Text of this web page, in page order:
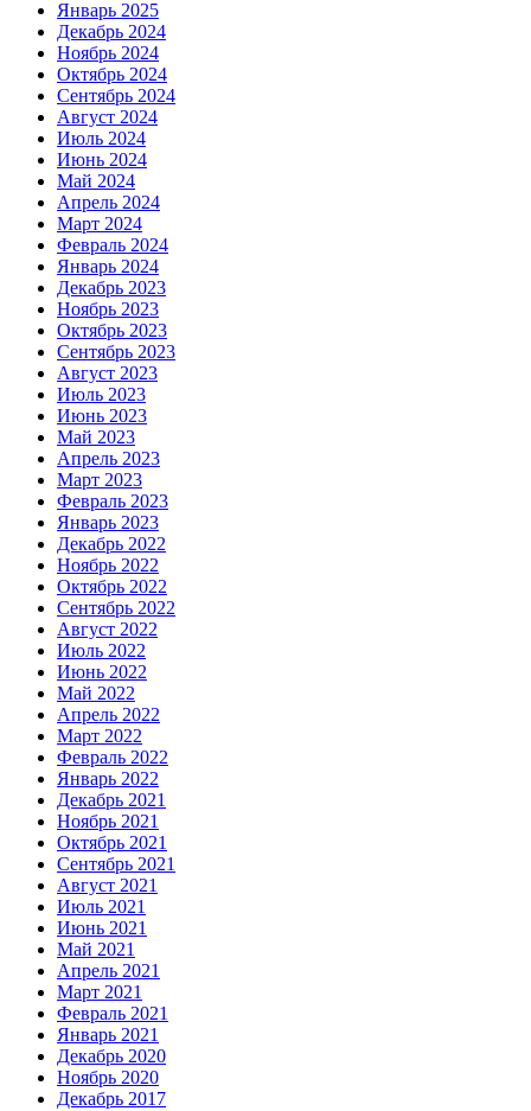
Январь 2025
Декабрь 2024
Ноябрь 2024
Октябрь 2024
Сентябрь 2024
Август 2024
Июль 2024
Июнь 2024
Май 2024
Апрель 2024
Март 2024
Февраль 2024
Январь 2024
Декабрь 2023
Ноябрь 2023
Октябрь 2023
Сентябрь 2023
Август 2023
Июль 2023
Июнь 2023
Май 2023
Апрель 2023
Март 2023
Февраль 2023
Январь 2023
Декабрь 2022
Ноябрь 2022
Октябрь 2022
Сентябрь 2022
Август 2022
Июль 2022
Июнь 2022
Май 2022
Апрель 2022
Март 2022
Февраль 2022
Январь 2022
Декабрь 2021
Ноябрь 2021
Октябрь 2021
Сентябрь 2021
Август 2021
Июль 2021
Июнь 2021
Май 2021
Апрель 2021
Март 2021
Февраль 2021
Январь 2021
Декабрь 2020
Ноябрь 2020
Декабрь 2017